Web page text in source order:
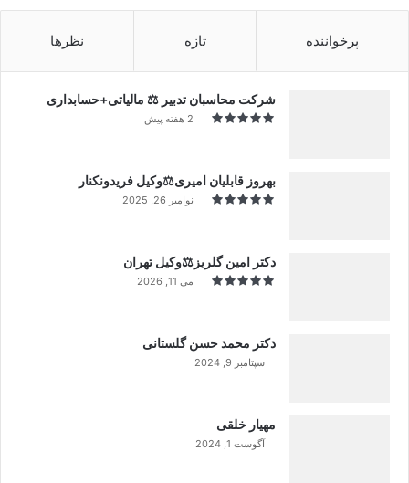
پرخواننده تازه نظرها
شرکت محاسبان تدبیر ⚖️ مالیاتی+حسابداری
2 هفته پیش
بهروز قابلیان امیری⚖️وکیل فریدونکنار
نوامبر 26, 2025
دکتر امین گلریز⚖️وکیل تهران
می 11, 2026
دکتر محمد حسن گلستانی
سپتامبر 9, 2024
مهیار خلقی
آگوست 1, 2024